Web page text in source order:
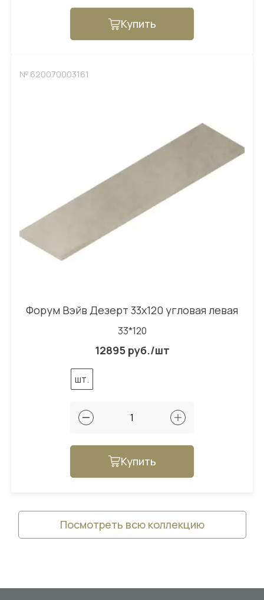
Купить
№ 620070003161
Форум Вэйв Дезерт 33x120 угловая левая
33*120
12895 руб./шт
шт.
Купить
Посмотреть всю коллекцию